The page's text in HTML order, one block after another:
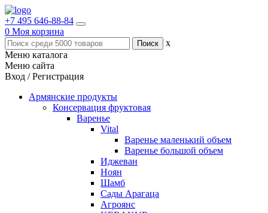
+7 495 646-88-84
0 Моя корзина
x
Меню каталога
Меню сайта
Вход / Регистрация
Армянские продукты
Консервация фруктовая
Варенье
Vital
Варенье маленький объем
Варенье большой объем
Иджеван
Ноян
Шамб
Сады Арагаца
Агроянс